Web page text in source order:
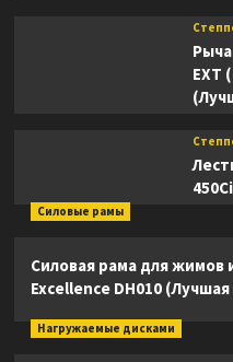
EXT
Силовые рамы
Силовая рама для жимов
Excellence DH010
Нагружаемые дисками